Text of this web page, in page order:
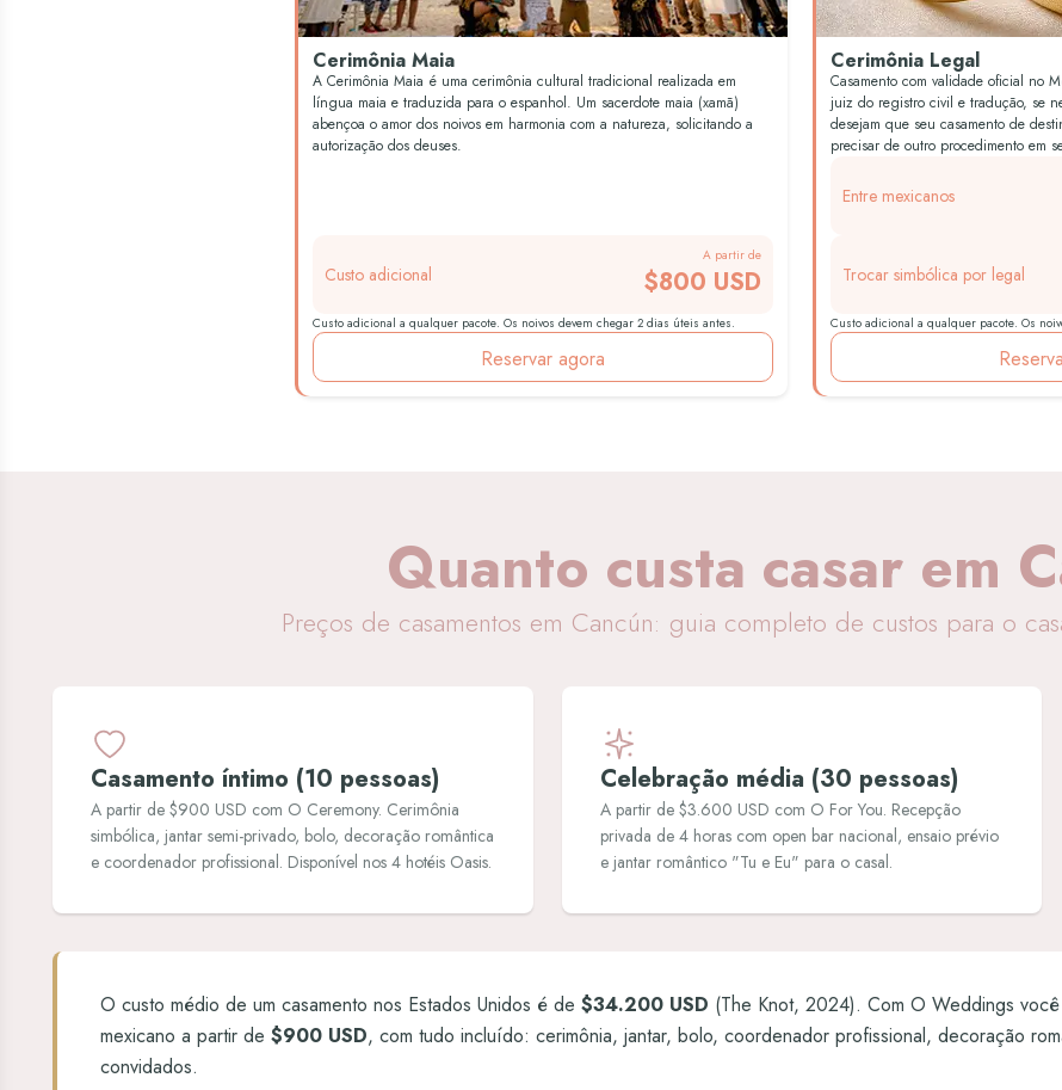
Cerimônia Maia
A Cerimônia Maia é uma cerimônia cultural tradicional realizada em
língua maia e traduzida para o espanhol. Um sacerdote maia (xamã)
abençoa o amor dos noivos em harmonia com a natureza, solicitando a
autorização dos deuses.
Custo adicional
A partir de
$800 USD
Custo adicional a qualquer pacote. Os noivos devem chegar 2 dias úteis antes.
Reservar agora
Cerimônia Legal
Casamento com validade oficial no
juiz do registro civil e tradução, se
desejam que seu casamento de
precisar de outro procedimento em
Entre mexicanos
Trocar simbólica por legal
Custo adicional a qualquer pacote. Os
Quanto custa casar em
Preços de casamentos em Cancún: guia completo de custos para o
Casamento íntimo (10 pessoas)
A partir de $900 USD com O Ceremony. Cerimônia
simbólica, jantar semi-privado, bolo, decoração romântica
e coordenador profissional. Disponível nos 4 hotéis Oasis.
Celebração média (30 pessoas)
A partir de $3.600 USD com O For You. Recepção
privada de 4 horas com open bar nacional, ensaio prévio
e jantar romântico "Tu e Eu" para o casal.
O custo médio de um casamento nos Estados Unidos é de $34.200 USD (The Knot, 2024). Com O Weddings
mexicano a partir de $900 USD, com tudo incluído: cerimônia, jantar, bolo, coordenador profissional, decoração
convidados.